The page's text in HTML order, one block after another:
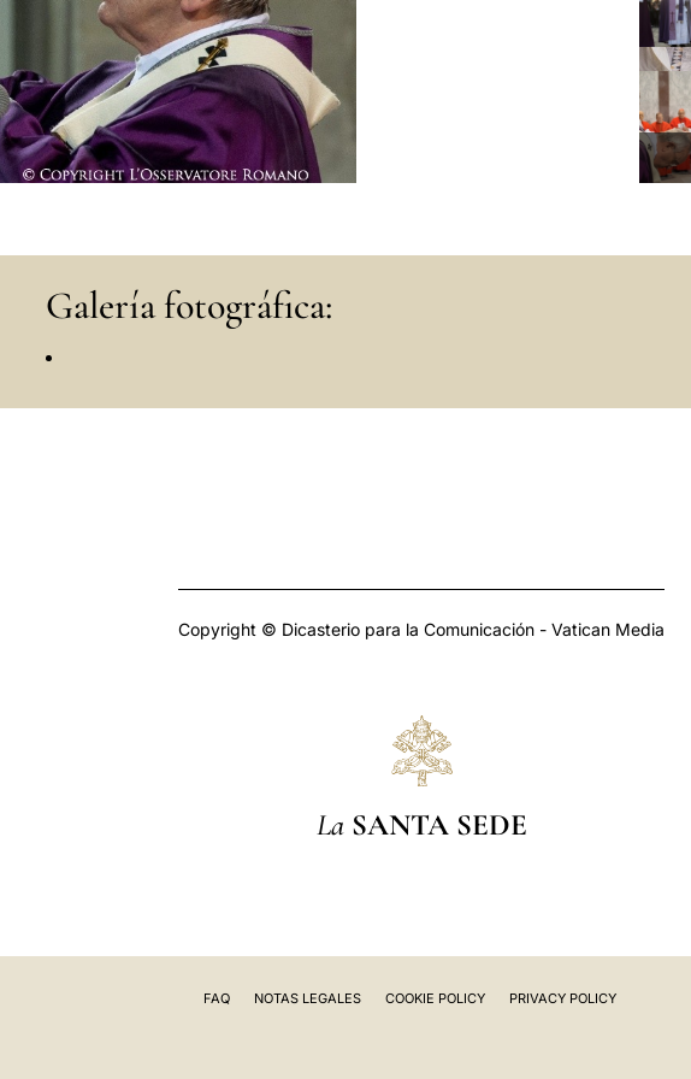
Galería fotográfica:
Copyright © Dicasterio para la Comunicación - Vatican Media
La SANTA SEDE
FAQ NOTAS LEGALES COOKIE POLICY PRIVACY POLICY